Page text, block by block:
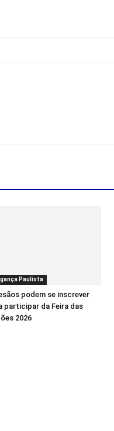
Paulista
podem se inscrever
participar da Feira das
2026